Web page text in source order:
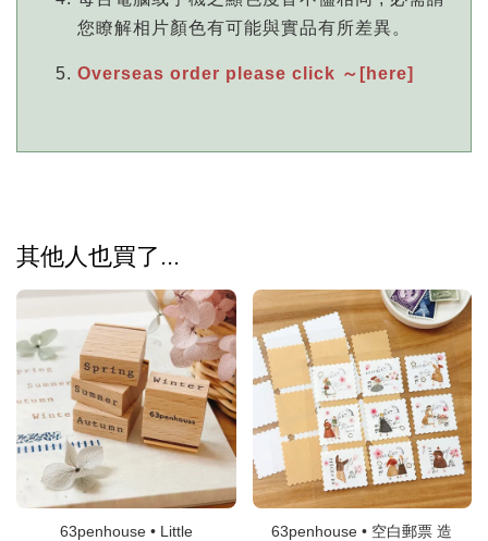
您瞭解相片顏色有可能與實品有所差異。
Overseas order please click ～[here]
其他人也買了...
63penhouse • Little
63penhouse • 空白郵票 造